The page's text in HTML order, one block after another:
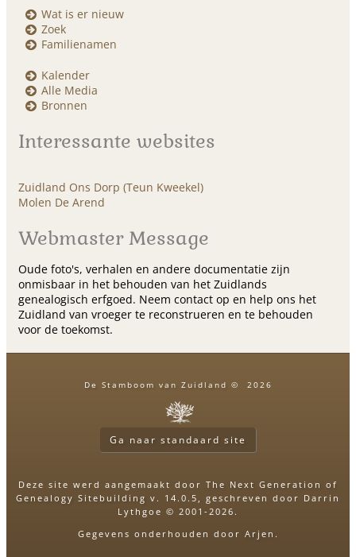
Wat is er nieuw
Zoek
Familienamen
Kalender
Alle Media
Bronnen
Interessante websites
Zuidland Ons Dorp (Teun Kweekel)
Molen De Arend
Webmaster Message
Oude foto's, verhalen en andere documentatie zijn
onmisbaar in het behouden van het Zuidlands
genealogisch erfgoed. Neem contact op en help ons het
Zuidland van vroeger te reconstrueren en te behouden
voor de toekomst.
De Stamboom van Zuidland © 2026
Ga naar standaard site
Deze site werd aangemaakt door The Next Generation of
Genealogy Sitebuilding v. 14.0.5, geschreven door Darrin
Lythgoe © 2001-2026.
Gegevens onderhouden door Arjen .